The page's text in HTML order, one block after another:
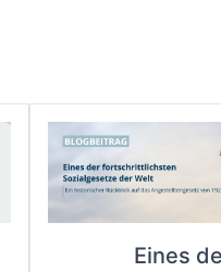
Eines